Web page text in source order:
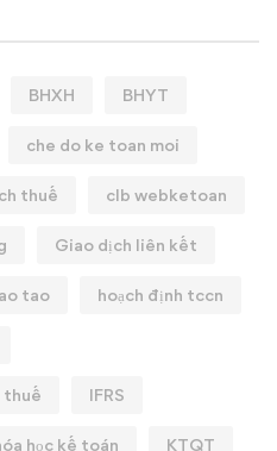
BHXH BHYT
che do ke toan moi
thuế clb webketoan
Giao dịch liên kết
tao hoạch định tccn
thuế IFRS
học kế toán KTQT